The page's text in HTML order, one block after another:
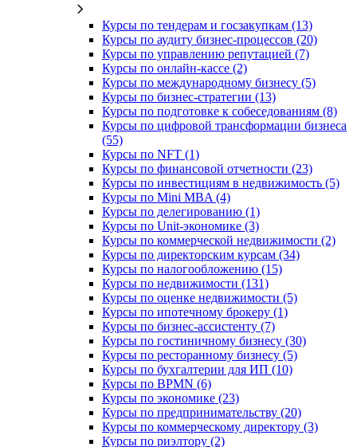
Курсы по тендерам и госзакупкам (13)
Курсы по аудиту бизнес-процессов (20)
Курсы по управлению репутацией (7)
Курсы по онлайн-кассе (2)
Курсы по международному бизнесу (5)
Курсы по бизнес-стратегии (13)
Курсы по подготовке к собеседованиям (8)
Курсы по цифровой трансформации бизнеса
(55)
Курсы по NFT (1)
Курсы по финансовой отчетности (23)
Курсы по инвестициям в недвижимость (5)
Курсы по Mini MBA (4)
Курсы по делегированию (1)
Курсы по Unit-экономике (3)
Курсы по коммерческой недвижимости (2)
Курсы по директорским курсам (34)
Курсы по налогообложению (15)
Курсы по недвижимости (131)
Курсы по оценке недвижимости (5)
Курсы по ипотечному брокеру (1)
Курсы по бизнес-ассистенту (7)
Курсы по гостиничному бизнесу (30)
Курсы по ресторанному бизнесу (5)
Курсы по бухгалтерии для ИП (10)
Курсы по BPMN (6)
Курсы по экономике (23)
Курсы по предпринимательству (20)
Курсы по коммерческому директору (3)
Курсы по риэлтору (2)